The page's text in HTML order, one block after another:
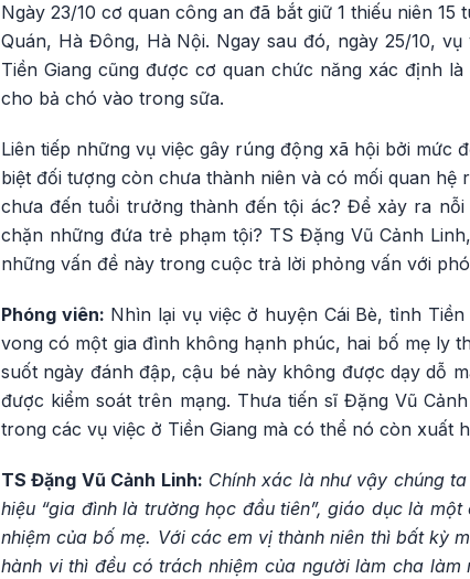
Ngày 23/10 cơ quan công an đã bắt giữ 1 thiếu niên
Quán, Hà Đông, Hà Nội. Ngay sau đó, ngày 25/10,
Tiền Giang cũng được cơ quan chức năng xác định
cho bả chó vào trong sữa.
Liên tiếp những vụ việc gây rúng động xã hội bởi mức
biệt đối tượng còn chưa thành niên và có mối quan
chưa đến tuổi trưởng thành đến tội ác? Để xảy ra
chặn những đứa trẻ phạm tội? TS Đặng Vũ Cảnh
những vấn đề này trong cuộc trả lời phỏng vấn với
Phóng viên: Nhìn lại vụ việc ở huyện Cái Bè, tỉnh
vong có một gia đình không hạnh phúc, hai bố mẹ ly
suốt ngày đánh đập, cậu bé này không được dạy dỗ
được kiểm soát trên mạng. Thưa tiến sĩ Đặng Vũ
trong các vụ việc ở Tiền Giang mà có thể nó còn xuất
TS Đặng Vũ Cảnh Linh: Chính xác là như vậy chúng
hiệu “gia đình là trường học đầu tiên”, giáo dục là
nhiệm của bố mẹ. Với các em vị thành niên thì bất kỳ
hành vi thì đều có trách nhiệm của người làm cha